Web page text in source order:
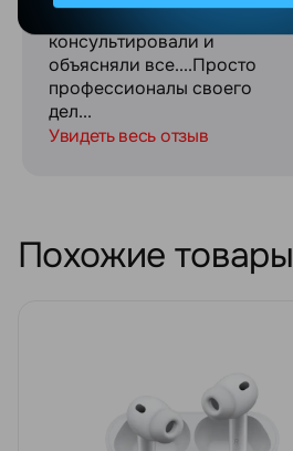
консультировали и
объясняли все....Просто
профессионалы своего
дел...
Увидеть весь отзыв
Похожие товары